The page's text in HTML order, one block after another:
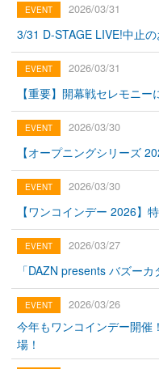
2026/03/31
3/31 D-STAGE LIVE!中止
2026/03/31
【重要】開幕戦セレモニー
2026/03/30
【オープニングシリーズ
2026/03/30
【ワンコインデー 2026】
2026/03/27
「DAZN presents バズー
2026/03/26
今年もワンコインデー開催
場！